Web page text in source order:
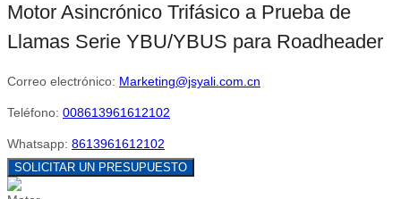
Motor Asincrónico Trifásico a Prueba de
Llamas Serie YBU/YBUS para Roadheader
Correo electrónico: Marketing@jsyali.com.cn
Teléfono: 008613961612102
Whatsapp: 8613961612102
SOLICITAR UN PRESUPUESTO